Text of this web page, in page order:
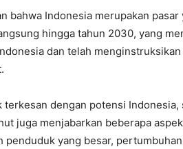
bahwa Indonesia merupakan
hingga tahun 2030, yang
dan telah
terkesan dengan potensi
juga menjabarkan beberapa
penduduk yang besar,